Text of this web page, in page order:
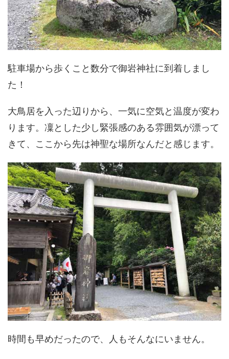
駐車場から歩くこと数分で御岩神社に到着しまし
た！
大鳥居を入った辺りから、一気に空気と温度が変わ
ります。凜とした少し緊張感のある雰囲気が漂って
きて、ここから先は神聖な場所なんだと感じます。
時間も早めだったので、人もそんなにいません。